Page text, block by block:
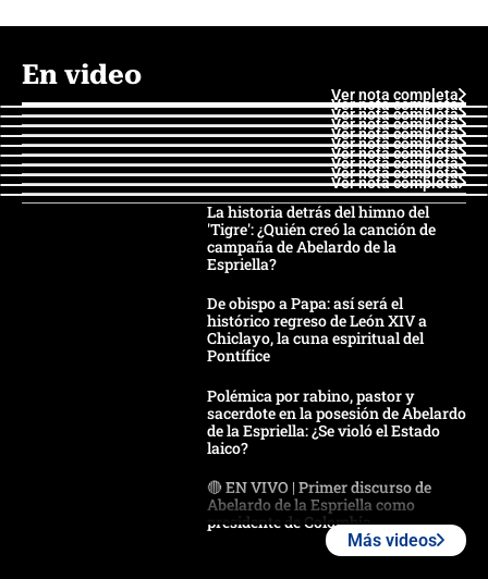
En video
Ver nota completa
Ver nota completa
Ver nota completa
Ver nota completa
Ver nota completa
Ver nota completa
Ver nota completa
Ver nota completa
Ver nota completa
Ver nota completa
La historia detrás del himno del
'Tigre': ¿Quién creó la canción de
campaña de Abelardo de la
Espriella?
De obispo a Papa: así será el
histórico regreso de León XIV a
Chiclayo, la cuna espiritual del
Pontífice
Polémica por rabino, pastor y
sacerdote en la posesión de Abelardo
de la Espriella: ¿Se violó el Estado
laico?
🔴 EN VIVO | Primer discurso de
Abelardo de la Espriella como
presidente de Colombia
Más videos